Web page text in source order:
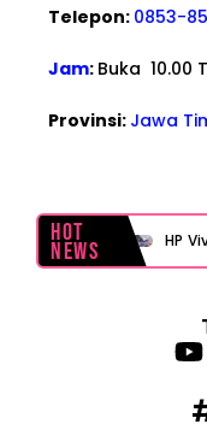
Telepon: 0853-
Jam: Buka 10.00
Provinsi: Jawa
Hot
News